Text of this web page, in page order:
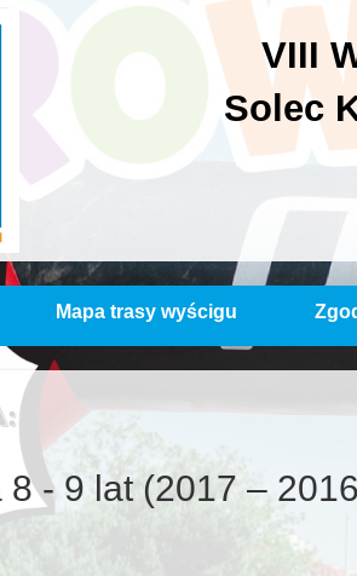
VIII
Solec
Mapa trasy wyścigu
8 - 9 lat (2017 –